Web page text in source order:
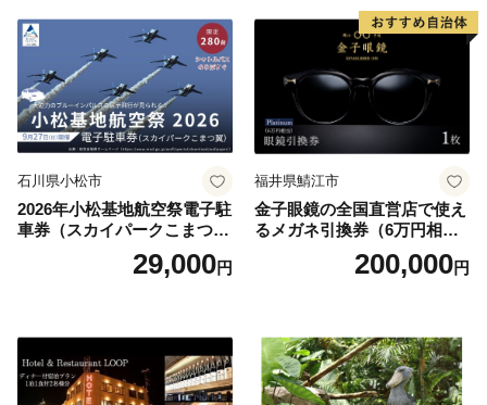
石川県小松市
2026年小松基地航空祭電子駐
車券（スカイパークこまつ
翼） 駐車場 シャトルバスの
りばすぐ 石川県 小松市
29,000円
福井県鯖江市
金子眼鏡の全国直営店で使え
るメガネ引換券（6万円相
当） Platinum200,000円